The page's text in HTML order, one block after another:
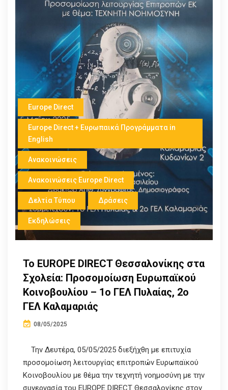
Europe Direct
Europe Direct + Ευρωπαικά Προγράμματα in
English
Ανακοινώσεις
Ανακοινώσεις Europe Direct
Δελτία Τύπου Δράσεις
Εκδηλώσεις
Το EUROPE DIRECT Θεσσαλονίκης στα
Σχολεία: Προσομοίωση Ευρωπαϊκού
Κοινοβουλίου – 1ο ΓΕΛ Πυλαίας, 2ο
ΓΕΛ Καλαμαριάς
08/05/2025
Την Δευτέρα, 05/05/2025 διεξήχθη με επιτυχία
προσομοίωση λειτουργίας επιτροπών Ευρωπαϊκού
Κοινοβουλίου με θέμα την τεχνητή νοημοσύνη με την
συνεργασία του EUROPE DIRECT Θεσσαλονίκης στον